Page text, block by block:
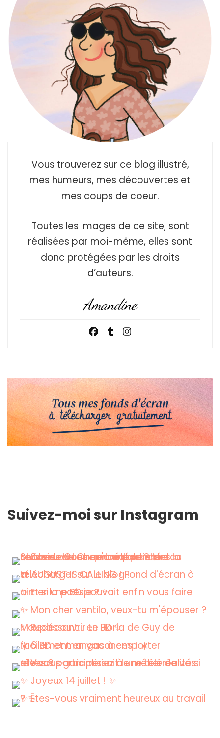
Vous trouverez sur ce blog illustré,
mes humeurs, mes découvertes et
mes coups de coeur.
Toutes les images de ce site, sont
réalisées par moi-même, elles sont
donc protégées par les droits
d’auteurs.
Amandine
Suivez-moi sur Instagram